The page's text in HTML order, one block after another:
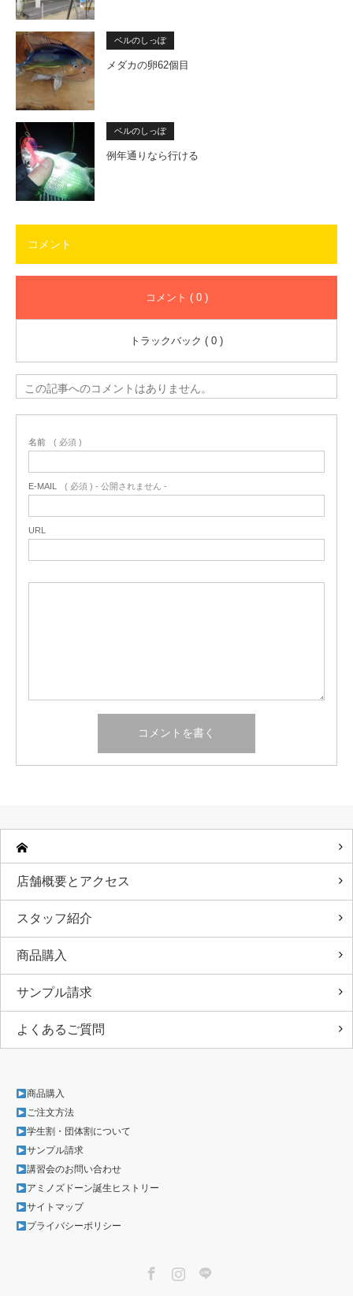
ベルのしっぽ
メダカの卵62個目
ベルのしっぽ
例年通りなら行ける
コメント
コメント ( 0 )
トラックバック ( 0 )
この記事へのコメントはありません。
名前 ( 必須 )
E-MAIL ( 必須 ) - 公開されません -
URL
店舗概要とアクセス
スタッフ紹介
商品購入
サンプル請求
よくあるご質問
商品購入
ご注文方法
学生割・団体割について
サンプル請求
講習会のお問い合わせ
アミノズドーン誕生ヒストリー
サイトマップ
プライバシーポリシー